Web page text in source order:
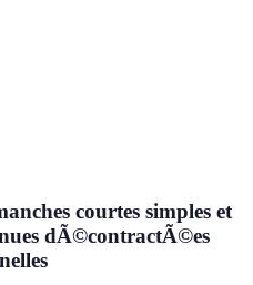
courtes simples et
dÃ©contractÃ©es